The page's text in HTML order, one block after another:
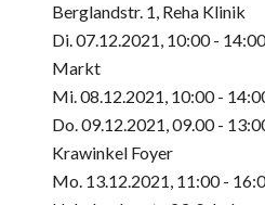
Berglandstr. 1, Reha Klinik
Di. 07.12.2021, 10:00 -
Markt
Mi. 08.12.2021, 10:00 -
Do. 09.12.2021, 09.00 -
Krawinkel Foyer
Mo. 13.12.2021, 11:00 -